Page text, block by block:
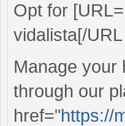
Opt for [URL=
vidalista[/
Manage your
through our
href="https://